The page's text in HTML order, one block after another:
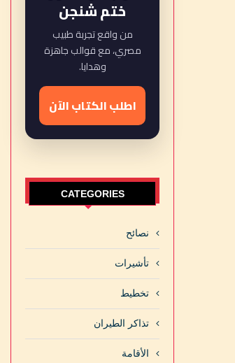
ختم شنجن
من واقع تجربة طبيب
مصري، مع قوالب جاهزة
وهدايا.
اطلب الكتاب الآن
CATEGORIES
نصائح
تأشيرات
تخطيط
تذاكر الطيران
الأقامة